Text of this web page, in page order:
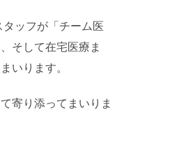
ッフが「チーム医
そして在宅医療ま
いります。
寄り添ってまいりま